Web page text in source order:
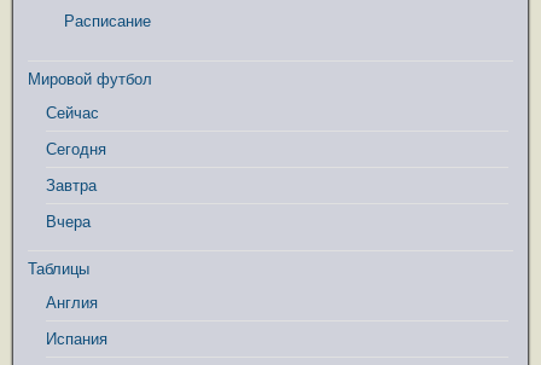
Расписание
Мировой футбол
Сейчас
Сегодня
Завтра
Вчера
Таблицы
Англия
Испания